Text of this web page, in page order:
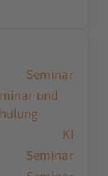
Seminar
und
KI
Seminar